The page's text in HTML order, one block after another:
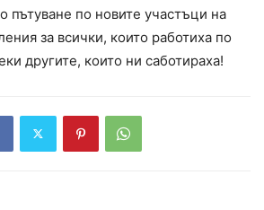
пътуване по новите участъци на
за всички, които работиха по
другите, които ни саботираха!